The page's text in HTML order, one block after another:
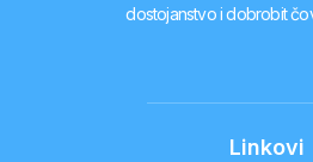
dostojanstvo i dobrobit
Linkovi